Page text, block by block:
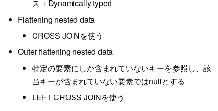
ス + Dynamically typed
Flattening nested data
CROSS JOINを使う
Outer flattening nested data
特定の要素にしか含まれていないキーを参照し、該
当キーが含まれていない要素ではnullとする
LEFT CROSS JOINを使う